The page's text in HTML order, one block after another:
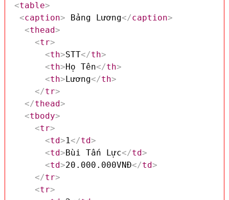
<table>
<caption> Bảng Lương</caption>
<thead>
<tr>
<th>STT</th>
<th>Họ Tên</th>
<th> Lương</th>
</tr>
</thead>
<tbody>
<tr>
<td>1</td>
<td>Bùi Tấn Lực</td>
<td>20.000.000VNĐ</td>
</tr>
<tr>